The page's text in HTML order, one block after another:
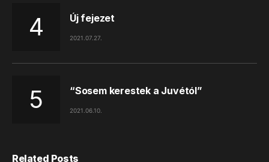
Új fejezet
2021.07.27.
“Sosem kerestek a Juvétól”
2021.06.10.
Related Posts